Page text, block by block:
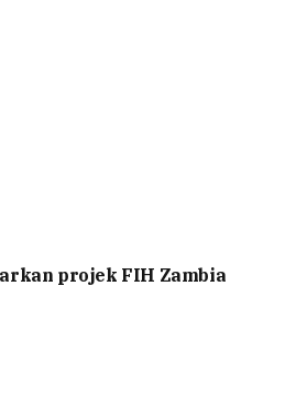
projek FIH Zambia